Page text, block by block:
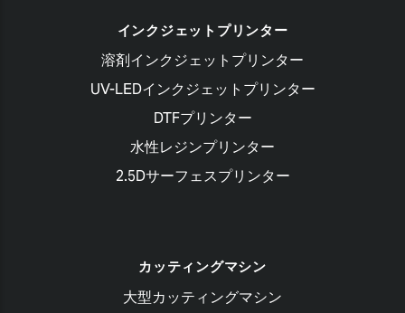
インクジェットプリンター
溶剤インクジェットプリンター
UV-LEDインクジェットプリンター
DTFプリンター
水性レジンプリンター
2.5Dサーフェスプリンター
カッティングマシン
大型カッティングマシン